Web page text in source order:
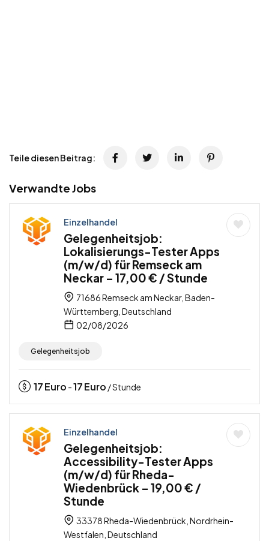
Teile diesen Beitrag:
Verwandte Jobs
Einzelhandel
Gelegenheitsjob:
Lokalisierungs-Tester Apps
(m/w/d) für Remseck am
Neckar – 17,00 € / Stunde
71686 Remseck am Neckar, Baden-
Württemberg, Deutschland
02/08/2026
Gelegenheitsjob
17Euro -17Euro / Stunde
Einzelhandel
Gelegenheitsjob:
Accessibility-Tester Apps
(m/w/d) für Rheda-
Wiedenbrück – 19,00 € /
Stunde
33378 Rheda-Wiedenbrück, Nordrhein-
Westfalen, Deutschland